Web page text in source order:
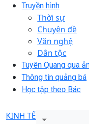
Truyền hình
Thời sự
Chuyên đề
Văn nghệ
Dân tộc
Tuyên Quang qua
Thông tin quảng bá
Học tập theo Bác
KINH TẾ